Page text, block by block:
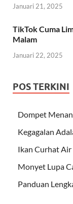
Januari 21, 2025
TikTok Cuma
Malam
Januari 22, 2025
POS TERKINI
Dompet
Kegagalan
Ikan Curhat Air
Monyet Lupa
Panduan